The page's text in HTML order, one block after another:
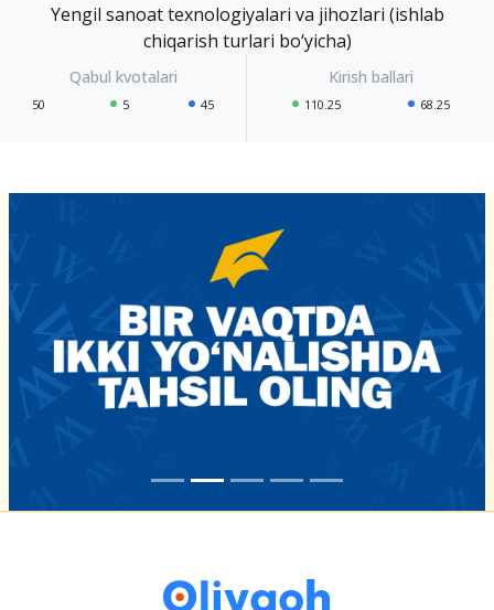
Yengil sanoat texnologiyalari va jihozlari (ishlab
chiqarish turlari bo‘yicha)
50 5 45 110.25 68.25